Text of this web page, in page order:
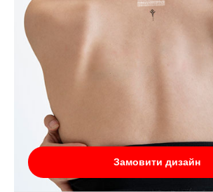
Замовити дизайн